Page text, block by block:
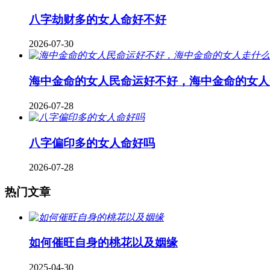
八字劫财多的女人命好不好
2026-07-30
海中金命的女人民命运好不好，海中金命的女
2026-07-28
八字偏印多的女人命好吗
2026-07-28
热门文章
如何催旺自身的桃花以及姻缘
2025-04-30